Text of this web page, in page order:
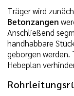
Träger wird
Betonzangen
Anschließend
handhabbare
geborgen werden.
Hebeplan